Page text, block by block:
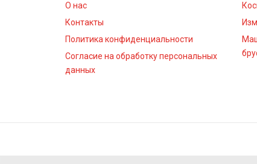
О нас
Контакты
Политика конфиденциальности
Согласие на обработку персональных
данных